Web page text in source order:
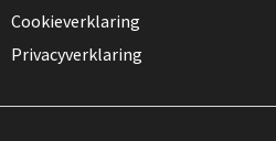
Cookieverklaring
Privacyverklaring